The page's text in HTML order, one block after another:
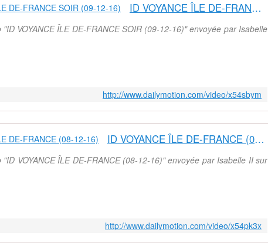
ID VOYANCE ÎLE DE-FRANCE SOIR (09-12-16)
VOYANCE ÎLE DE-FRANCE SOIR (09-12-16)" envoyée par Isabelle
http://www.dailymotion.com/video/x54sbym
ID VOYANCE ÎLE DE-FRANCE (08-12-16)
VOYANCE ÎLE DE-FRANCE (08-12-16)" envoyée par Isabelle II sur
http://www.dailymotion.com/video/x54pk3x